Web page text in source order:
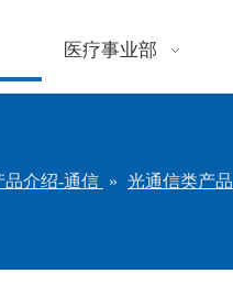
医疗事业部
品介绍-通信 » 光通信类产品